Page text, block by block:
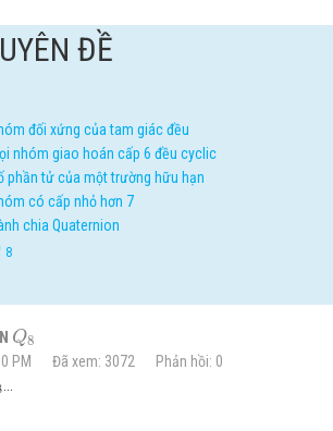
ĐỀ
đối xứng của tam giác đều
nhóm giao hoán cấp 6 đều cyclic
phần tử của một trường hữu hạn
có cấp nhỏ hơn 7
chia Quaternion
8
Q8
PM
Đã xem: 3072
Phản hồi: 0